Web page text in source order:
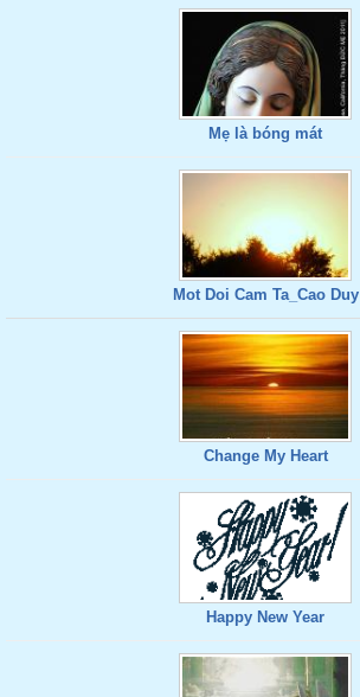
Mẹ là bóng mát
Mot Doi Cam Ta_Cao Duy
Change My Heart
Happy New Year